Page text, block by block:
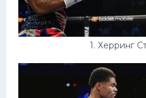
1. Херринг
Баскетбол
Хоккей
Конькобежный спорт